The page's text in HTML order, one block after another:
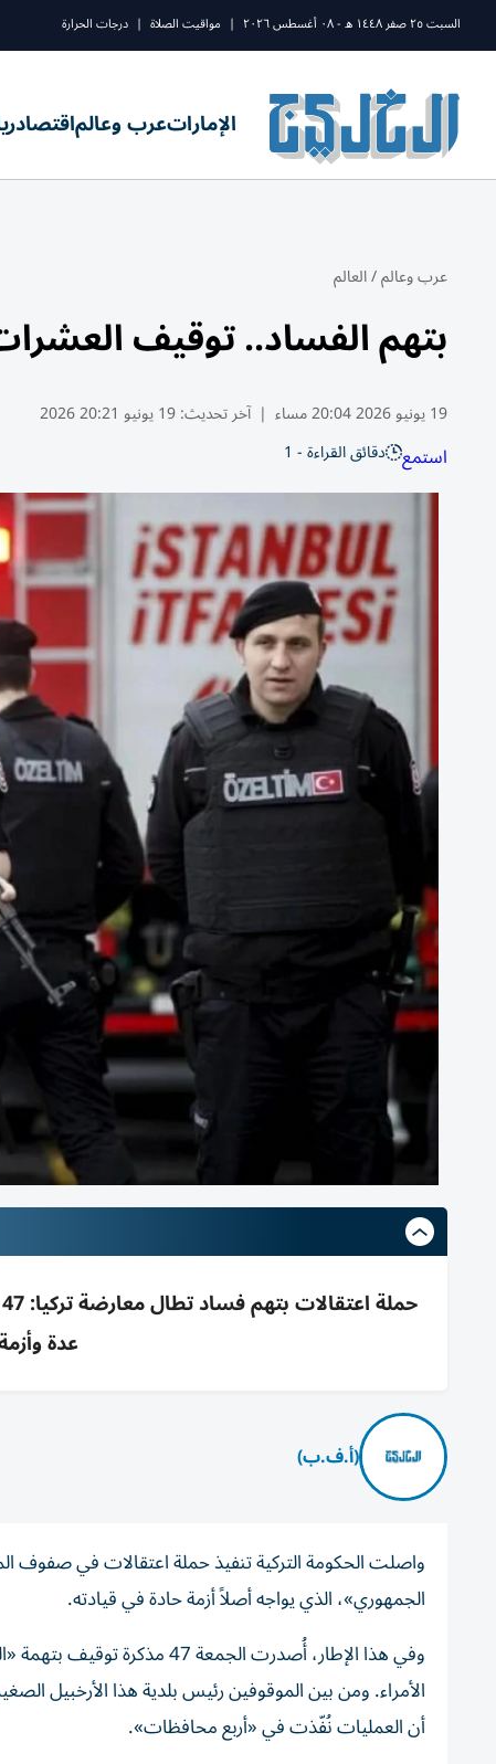
السبت ٢٥ صفر ١٤٤٨ ه - ٠٨ أغسطس ٢٠٢٦ | مواقيت الصلاة | درجات الحرارة
الإماراتعرب وعالماقتصاد
عرب وعالم/العالم
بتهم الفساد.. توقيف
19 يونيو 2026 20:04 مساء | آخر تحديث:19 يونيو 20:21 2026
استمع دقائق القراءة - 1
عدة
(أ.ف.ب)
الجمهوري»، الذي يواجه أصلاً أزمة حادة في قيادته.
الأمراء. ومن بين الموقوفين رئيس بلدية هذا الأرخبيل
أن العمليات نُفّذت في «أربع محافظات».